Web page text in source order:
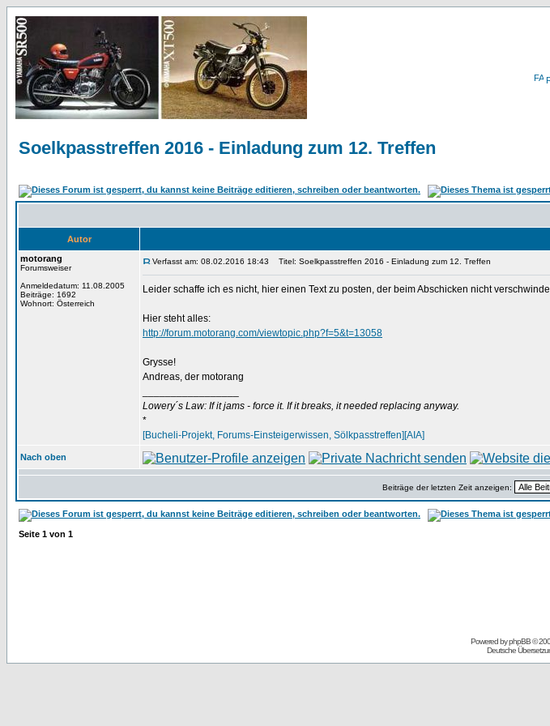
Soelkpasstreffen 2016 - Einladung zum 12. Treffen
Autor
motorang
Forumsweiser
Anmeldedatum: 11.08.2005
Beiträge: 1692
Wohnort: Österreich
Verfasst am: 08.02.2016 18:43 Titel: Soelkpasstreffen 2016 - Einladung zum 12. Treffen
Leider schaffe ich es nicht, hier einen Text zu posten, der beim Abschicken nicht
Hier steht alles:
http://forum.motorang.com/viewtopic.php?f=5&t=13058
Grysse!
Andreas, der motorang
Lowery´s Law: If it jams - force it. If it breaks, it needed replacing anyway.
*
[Bucheli-Projekt, Forums-Einsteigerwissen, Sölkpasstreffen] [AIA]
Nach oben
Beiträge der letzten Zeit anzeigen:
Seite 1 von 1
Powered byphpBB©
Deutsche